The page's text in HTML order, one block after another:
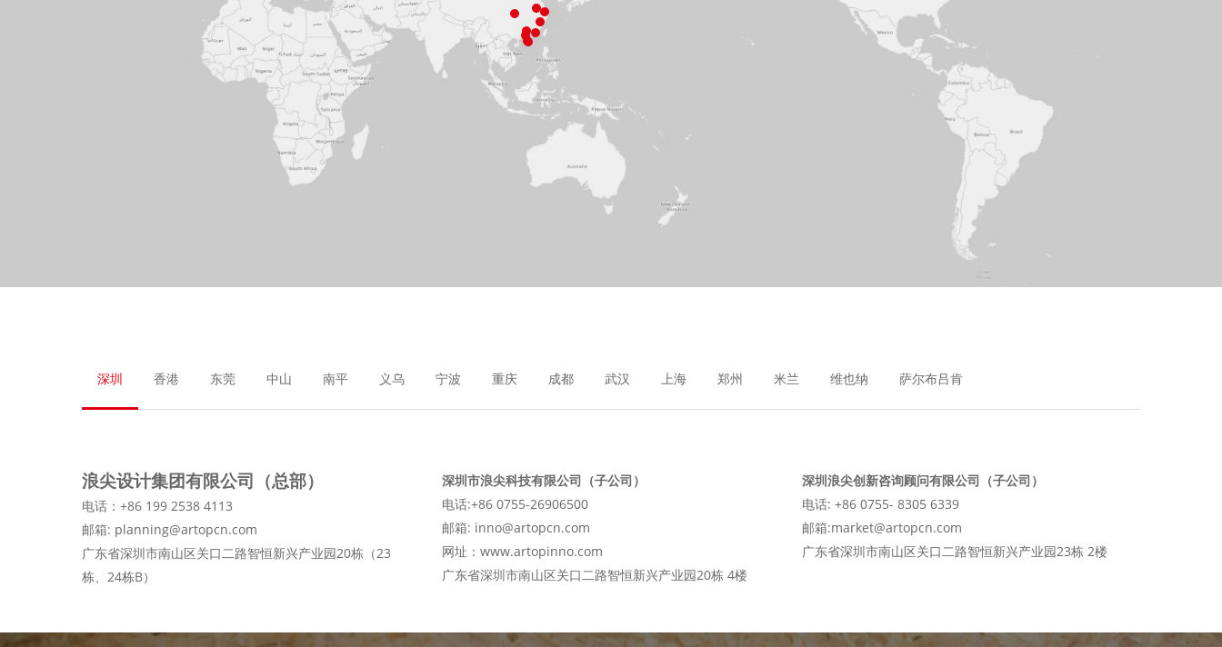
深圳 香港 东莞 中山 南平 义乌 宁波 重庆 成都 武汉 上海 郑州 米兰 维也纳 萨尔布吕肯
浪尖设计集团有限公司（总部）
电话：+86 199 2538 4113
邮箱: planning@artopcn.com
广东省深圳市南山区关口二路智恒新兴产业园20栋（23
栋、24栋B）
深圳市浪尖科技有限公司（子公司）
电话:+86 0755-26906500
邮箱: inno@artopcn.com
网址：www.artopinno.com
广东省深圳市南山区关口二路智恒新兴产业园20栋 4楼
深圳浪尖创新咨询顾问有限公司（子公司）
电话: +86 0755- 8305 6339
邮箱:market@artopcn.com
广东省深圳市南山区关口二路智恒新兴产业园23栋 2楼